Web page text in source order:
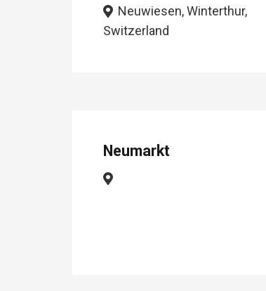
Neuwiesen, Winterthur,
Switzerland
Neumarkt